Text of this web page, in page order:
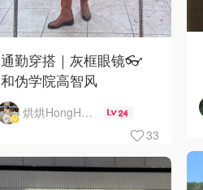
通勤穿搭｜灰框眼镜👓
和伪学院高智风
烘烘HongHong 24
33